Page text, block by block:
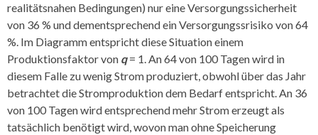
realitätsnahen Bedingungen) nur eine Versorgungssicherheit
von 36 % und dementsprechend ein Versorgungssrisiko von 64
%. Im Diagramm entspricht diese Situation einem
Produktionsfaktor von q= 1. An 64 von 100 Tagen wird in
diesem Falle zu wenig Strom produziert, obwohl über das Jahr
betrachtet die Stromproduktion dem Bedarf entspricht. An 36
von 100 Tagen wird entsprechend mehr Strom erzeugt als
tatsächlich benötigt wird, wovon man ohne Speicherung